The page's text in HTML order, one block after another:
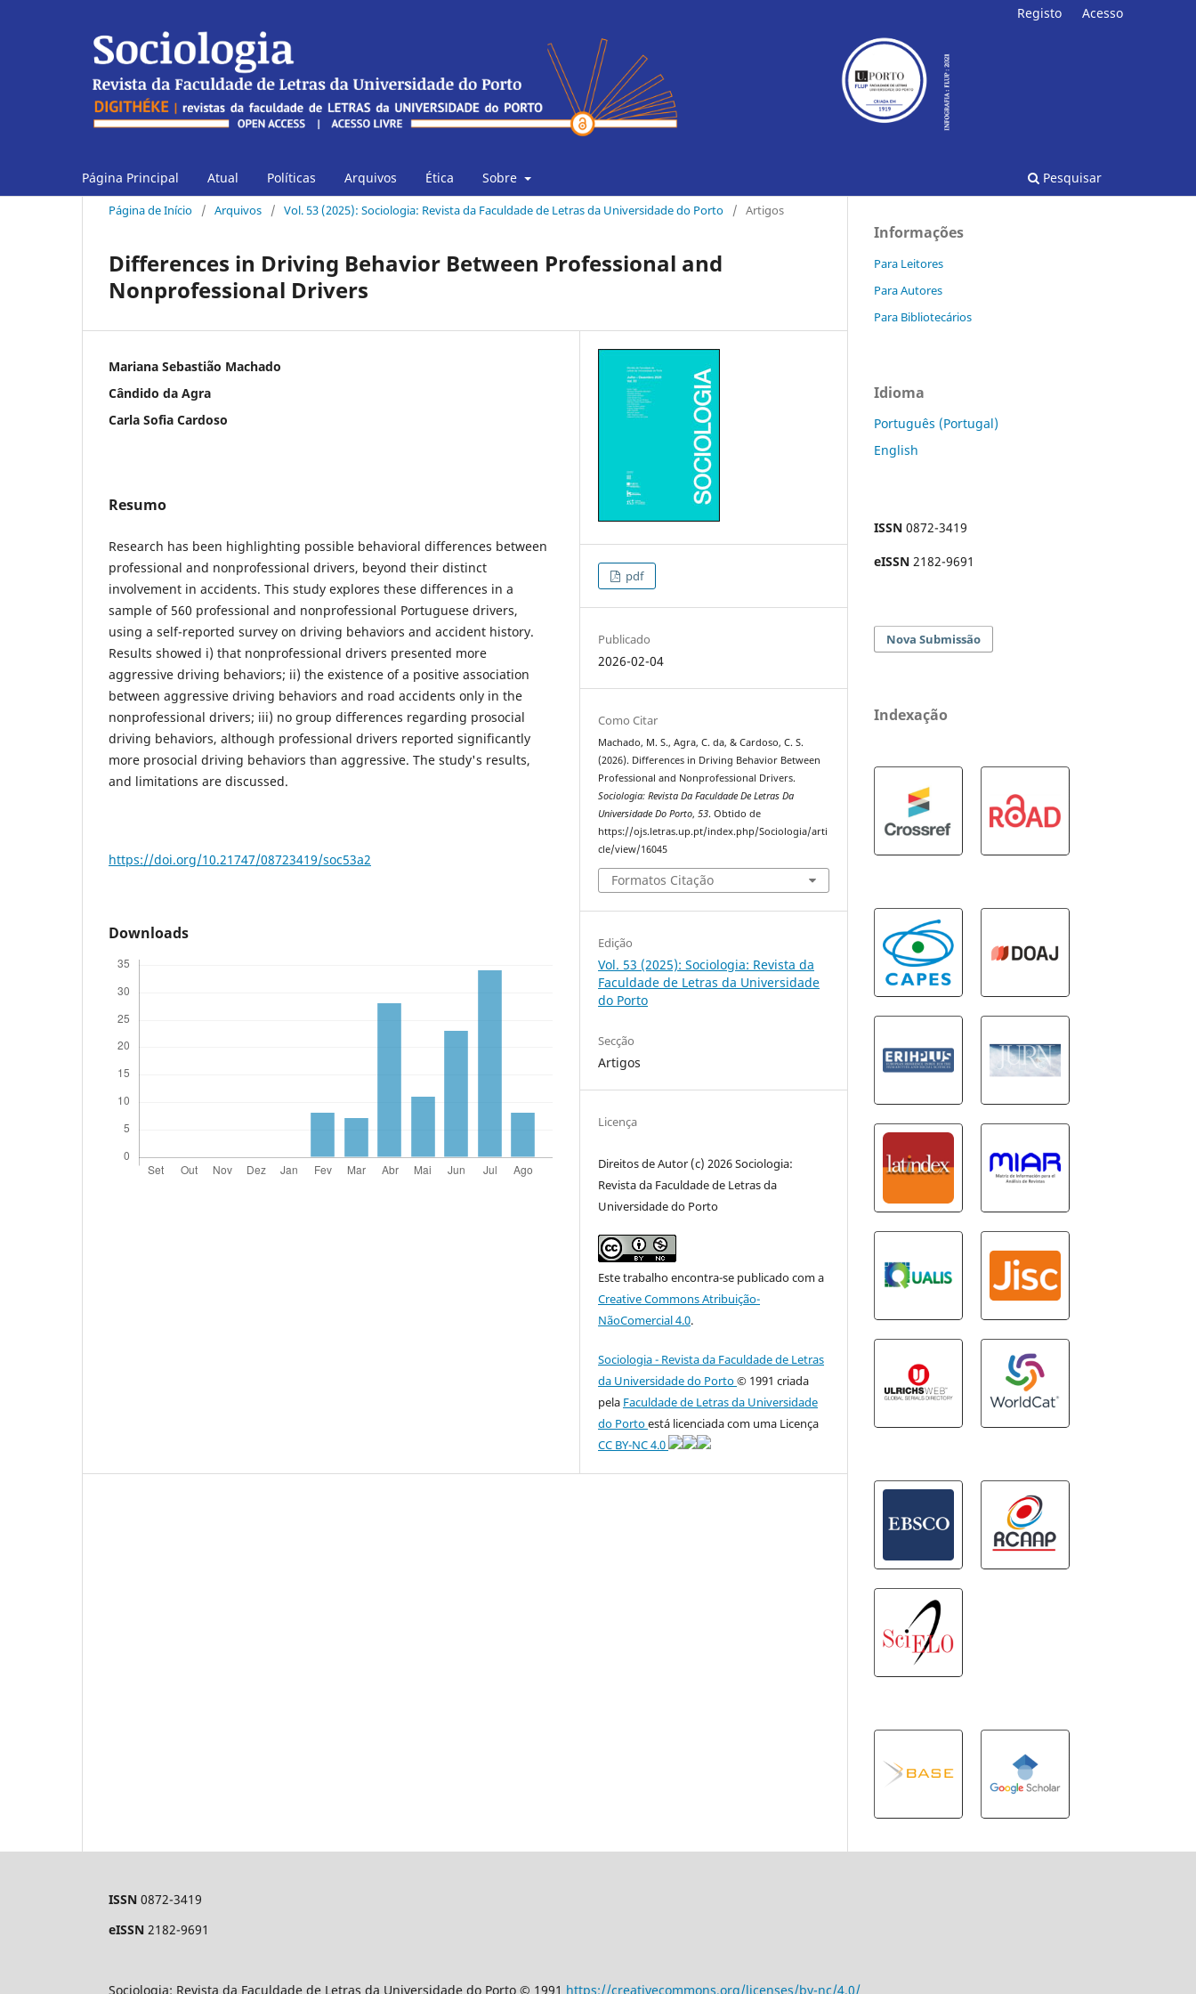
Página Principal Atual Políticas Arquivos Ética Sobre Pesquisar
Registo Acesso
Página de Início / Arquivos / Vol. 53 (2025): Sociologia: Revista da Faculdade de Letras da Universidade do Porto / Artigos
Differences in Driving Behavior Between Professional and
Nonprofessional Drivers
Mariana Sebastião Machado
Cândido da Agra
Carla Sofia Cardoso
Resumo
Research has been highlighting possible behavioral differences between
professional and nonprofessional drivers, beyond their distinct
involvement in accidents. This study explores these differences in a
sample of 560 professional and nonprofessional Portuguese drivers,
using a self-reported survey on driving behaviors and accident history.
Results showed i) that nonprofessional drivers presented more
aggressive driving behaviors; ii) the existence of a positive association
between aggressive driving behaviors and road accidents only in the
nonprofessional drivers; iii) no group differences regarding prosocial
driving behaviors, although professional drivers reported significantly
more prosocial driving behaviors than aggressive. The study's results,
and limitations are discussed.
https://doi.org/10.21747/08723419/soc53a2
Downloads
pdf
Publicado
2026-02-04
Como Citar
Machado, M. S., Agra, C. da, & Cardoso, C. S.
(2026). Differences in Driving Behavior Between
Professional and Nonprofessional Drivers.
Sociologia: Revista Da Faculdade De Letras Da
Universidade Do Porto,53. Obtido de
https://ojs.letras.up.pt/index.php/Sociologia/arti
cle/view/16045
Formatos Citação
Edição
Vol. 53 (2025): Sociologia: Revista da
Faculdade de Letras da Universidade
do Porto
Secção
Artigos
Licença
Direitos de Autor (c) 2026 Sociologia:
Revista da Faculdade de Letras da
Universidade do Porto
Este trabalho encontra-se publicado com a
Creative Commons Atribuição-
NãoComercial 4.0.
Sociologia - Revista da Faculdade de Letras
da Universidade do Porto© 1991 criada
pela Faculdade de Letras da Universidade
do Portoestá licenciada com uma Licença
CC BY-NC 4.0
Informações
Para Leitores
Para Autores
Para Bibliotecários
Idioma
Português (Portugal)
English
ISSN 0872-3419
eISSN 2182-9691
Nova Submissão
Indexação
ISSN 0872-3419
eISSN 2182-9691
Sociologia: Revista da Faculdade de Letras da Universidade do Porto © 1991 https://creativecommons.org/licenses/by-nc/4.0/